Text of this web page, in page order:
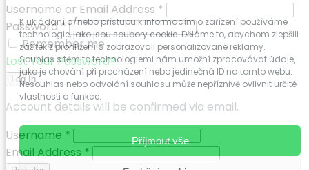
K ukládání a/nebo přístupu k informacím o zařízení používáme
technologie, jako jsou soubory cookie. Děláme to, abychom zlepšili
zážitek z prohlížení a zobrazovali personalizované reklamy.
Souhlas s těmito technologiemi nám umožní zpracovávat údaje,
jako je chování při procházení nebo jedinečná ID na tomto webu.
Nesouhlas nebo odvolání souhlasu může nepříznivě ovlivnit určité
vlastnosti a funkce.
Příjmout vše
Username or Email Address *
Password*
Remember me
Lost Your Password?
Log In
Account details will be confirmed via email.
Username *
Email Address*